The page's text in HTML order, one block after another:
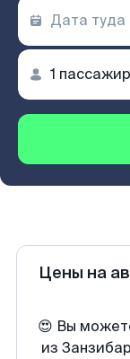
Цены на
😍 Вы
из